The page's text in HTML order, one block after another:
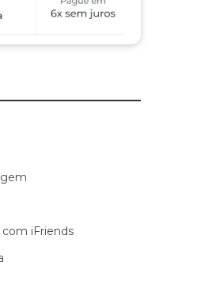
com iFriends